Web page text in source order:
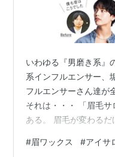
いわゆる『男磨き系』
系インフルエンサー、
フルエンサーさん達が
それは・・・ 「眉毛
ある。 眉毛が変わるだ
てきた。 高校生大学生
#眉ワックス #アイサ